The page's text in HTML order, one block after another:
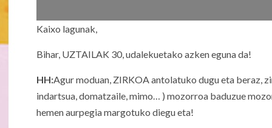
Kaixo lagunak,
Bihar, UZTAILAK 30, udalekuetako azken eguna da!
HH:Agur moduan, ZIRKOA antolatuko dugu eta beraz,
indartsua, domatzaile, mimo… ) mozorroa baduzue
hemen aurpegia margotuko diegu eta!